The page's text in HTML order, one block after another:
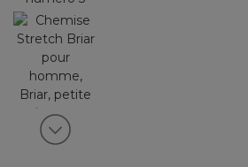
Voir article suivant